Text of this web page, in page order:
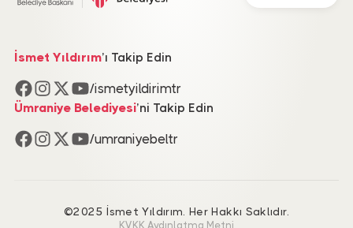
İsmet Yıldırım’ı Takip Edin
/ismetyildirimtr
Ümraniye Belediyesi’ni Takip Edin
/umraniyebeltr
©2025 İsmet Yıldırım. Her Hakkı Saklıdır.
KVKK Aydınlatma Metni